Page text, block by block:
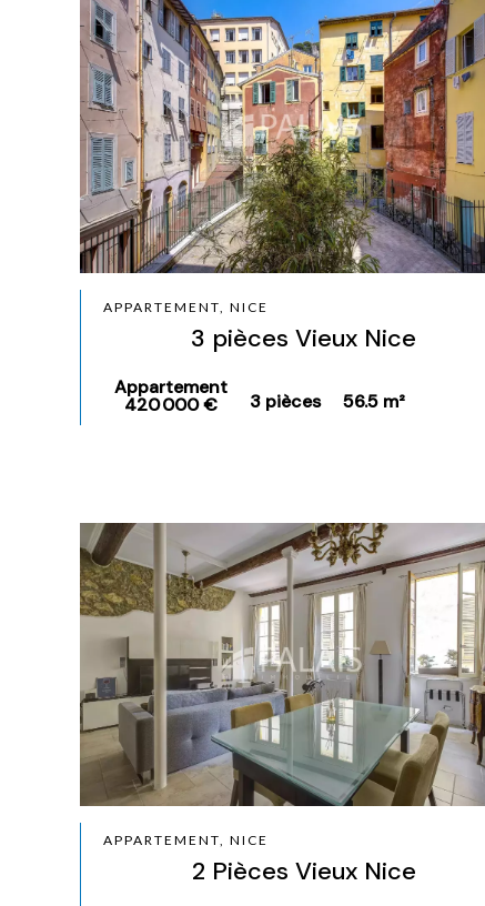
APPARTEMENT, NICE
3 pièces Vieux Nice
Appartement
420 000 € 3 pièces 56.5 m²
APPARTEMENT, NICE
2 Pièces Vieux Nice